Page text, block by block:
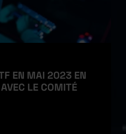
EN MAI 2023 EN
LE COMITÉ